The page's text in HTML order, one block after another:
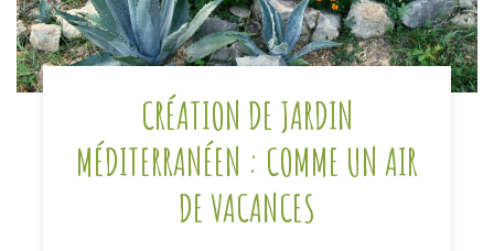
CRÉATION DE JARDIN
MÉDITERRANÉEN : COMME UN AIR
DE VACANCES